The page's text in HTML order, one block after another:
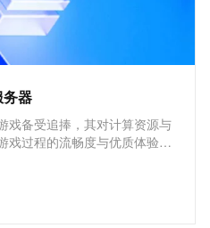
器
戏备受追捧，其对计算资源与
戏过程的流畅度与优质体验，
器，一键购买部署，轻松开